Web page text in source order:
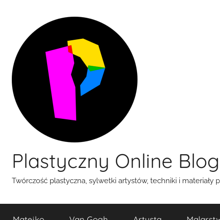
Plastyczny Online Blog
Twórczość plastyczna, sylwetki artystów, techniki i materiały